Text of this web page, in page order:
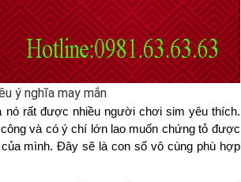
ý nghĩa may mắn
rất được nhiều người chơi sim yêu thích.
và có ý chí lớn lao muốn chứng tỏ được
mình. Đây sẽ là con số vô cùng phù hợp